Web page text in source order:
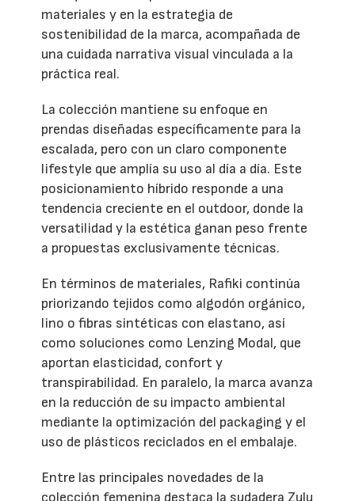
materiales y en la estrategia de
sostenibilidad de la marca, acompañada de
una cuidada narrativa visual vinculada a la
práctica real.
La colección mantiene su enfoque en
prendas diseñadas específicamente para la
escalada, pero con un claro componente
lifestyle que amplía su uso al día a día. Este
posicionamiento híbrido responde a una
tendencia creciente en el outdoor, donde la
versatilidad y la estética ganan peso frente
a propuestas exclusivamente técnicas.
En términos de materiales, Rafiki continúa
priorizando tejidos como algodón orgánico,
lino o fibras sintéticas con elastano, así
como soluciones como Lenzing Modal, que
aportan elasticidad, confort y
transpirabilidad. En paralelo, la marca avanza
en la reducción de su impacto ambiental
mediante la optimización del packaging y el
uso de plásticos reciclados en el embalaje.
Entre las principales novedades de la
colección femenina destaca la sudadera Zulu